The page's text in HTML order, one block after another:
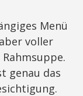
Menü
voller
genau das